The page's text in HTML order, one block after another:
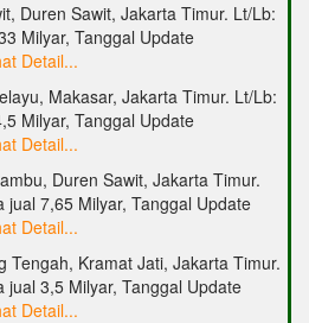
Duren Sawit, Jakarta Timur. Lt/Lb:
Milyar, Tanggal Update
Detail...
Makasar, Jakarta Timur. Lt/Lb:
Milyar, Tanggal Update
Detail...
Duren Sawit, Jakarta Timur.
7,65 Milyar, Tanggal Update
Detail...
Tengah, Kramat Jati, Jakarta Timur.
3,5 Milyar, Tanggal Update
Detail...